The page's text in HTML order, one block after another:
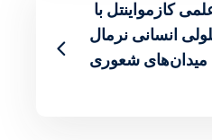
کازمواینتل با
انسانی نرمال
میدان‌های شعوری